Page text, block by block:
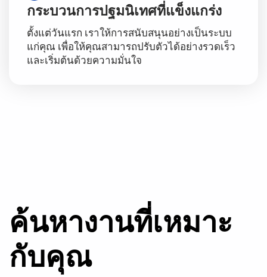
กระบวนการปฐมนิเทศที่แข็งแกร่ง
ตั้งแต่วันแรก เราให้การสนับสนุนอย่างเป็นระบบ
แก่คุณ เพื่อให้คุณสามารถปรับตัวได้อย่างรวดเร็ว
และเริ่มต้นด้วยความมั่นใจ
ค้นหางานที่เหมาะ
กับคุณ